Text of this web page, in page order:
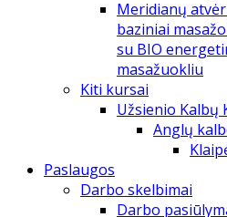
Meridianų
baziniai
su BIO
masažuokliu
Kiti kursai
Užsienio Kalbų
Anglų
Paslaugos
Darbo skelbimai
Darbo